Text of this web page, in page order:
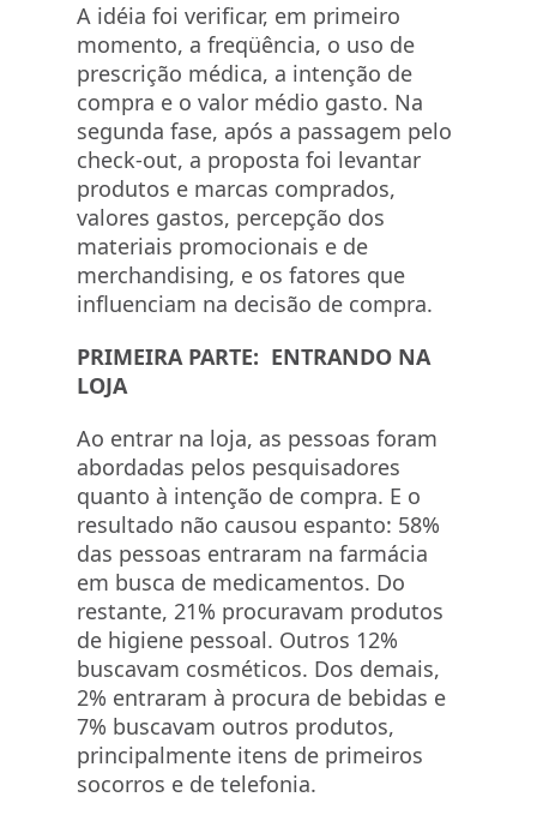
A idéia foi verificar, em primeiro
momento, a freqüência, o uso de
prescrição médica, a intenção de
compra e o valor médio gasto. Na
segunda fase, após a passagem pelo
check-out, a proposta foi levantar
produtos e marcas comprados,
valores gastos, percepção dos
materiais promocionais e de
merchandising, e os fatores que
influenciam na decisão de compra.
PRIMEIRA PARTE: ENTRANDO NA
LOJA
Ao entrar na loja, as pessoas foram
abordadas pelos pesquisadores
quanto à intenção de compra. E o
resultado não causou espanto: 58%
das pessoas entraram na farmácia
em busca de medicamentos. Do
restante, 21% procuravam produtos
de higiene pessoal. Outros 12%
buscavam cosméticos. Dos demais,
2% entraram à procura de bebidas e
7% buscavam outros produtos,
principalmente itens de primeiros
socorros e de telefonia.